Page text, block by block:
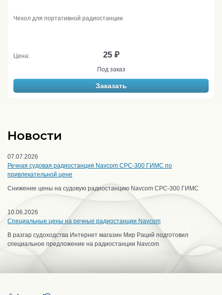
Чехол для портативной радиостанции
Цена: 25 ₽
Под заказ
Заказать
Новости
07.07.2026
Речная судовая радиостанция Navcom CPC-300 ГИМС по
привлекательной цене
Снижение цены на судовую радиостанцию Navcom CPC-300 ГИМС
10.06.2026
Специальные цены на речные радиостанции Navcom
В разгар судоходства Интернет магазин Мир Раций подготовил
специальное предложение на радиостанции Navcom